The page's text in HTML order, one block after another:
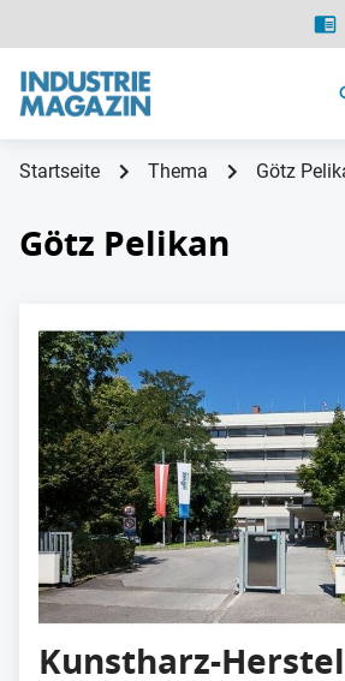
Startseite Thema Götz
Götz Pelikan
Kunstharz-